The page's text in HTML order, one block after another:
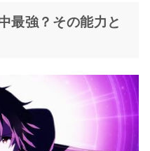
最強？その能力と